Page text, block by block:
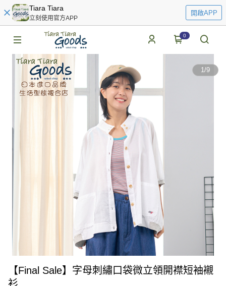
Tiara Tiara
立刻使用官方APP
開啟APP
0
1/9
【Final Sale】字母刺繡口袋微立領開襟短袖襯
衫